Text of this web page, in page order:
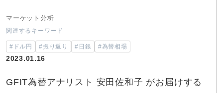
マーケット分析
関連するキーワード
#ドル円 #振り返り #日銀 #為替相場
2023.01.16
GFIT為替アナリスト 安田佐和子 がお届けする